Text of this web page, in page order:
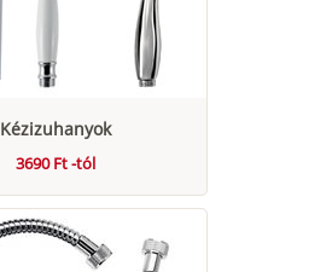
Kézizuhanyok
3690 Ft -tól